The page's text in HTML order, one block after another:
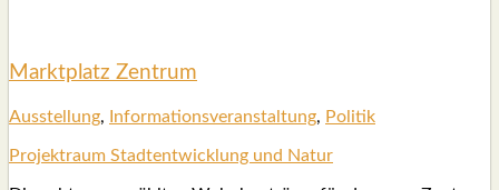
Markt­platz Zen­trum
Aus­stel­lung, Infor­ma­ti­ons­ver­an­stal­tung, Poli­tik
Pro­jekt­raum Stadt­ent­wick­lung und Natur